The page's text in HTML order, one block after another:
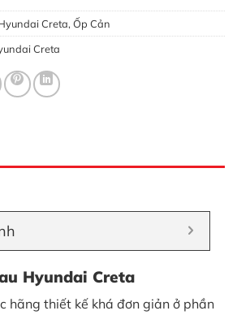
Creta, Ốp Cản
Creta
Hyundai Creta
hãng thiết kế khá đơn giản ở phần